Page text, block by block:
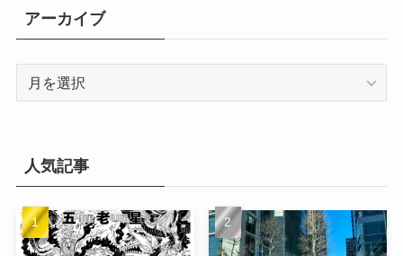
リ
ー
アーカイブ
人気記事